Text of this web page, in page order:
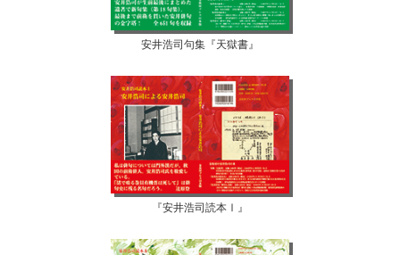
安井浩司句集『天獄書』
『安井浩司読本Ⅰ』